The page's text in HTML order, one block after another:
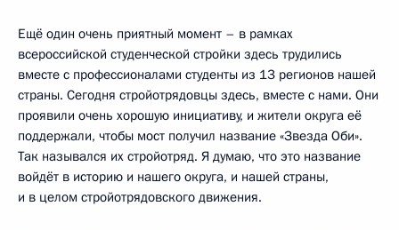
Ещё один очень приятный момент – в рамках
всероссийской студенческой стройки здесь трудились
вместе с профессионалами студенты из 13 регионов нашей
страны. Сегодня стройотрядовцы здесь, вместе с нами. Они
проявили очень хорошую инициативу, и жители округа её
поддержали, чтобы мост получил название «Звезда Оби».
Так назывался их стройотряд. Я думаю, что это название
войдёт в историю и нашего округа, и нашей страны,
и в целом стройотрядовского движения.